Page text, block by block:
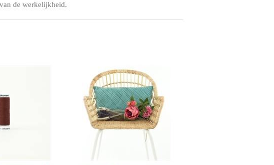
de werkelijkheid.